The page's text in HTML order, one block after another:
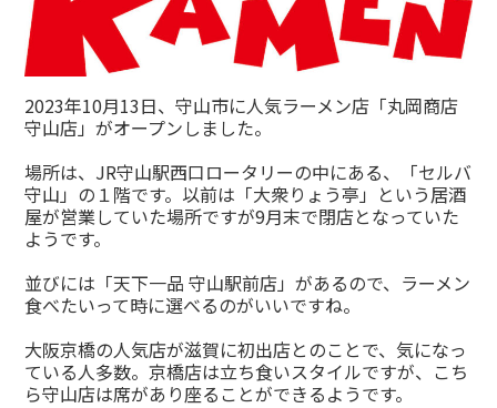
2023年10月13日、守山市に人気ラーメン店「丸岡商店
守山店」がオープンしました。
場所は、JR守山駅西口ロータリーの中にある、「セルバ
守山」の１階です。以前は「大衆りょう亭」という居酒
屋が営業していた場所ですが9月末で閉店となっていた
ようです。
並びには「天下一品 守山駅前店」があるので、ラーメン
食べたいって時に選べるのがいいですね。
大阪京橋の人気店が滋賀に初出店とのことで、気になっ
ている人多数。京橋店は立ち食いスタイルですが、こち
ら守山店は席があり座ることができるようです。